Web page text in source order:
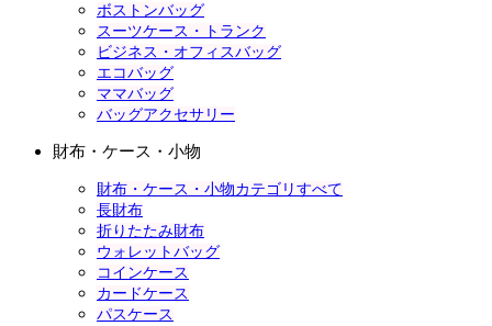
ボストンバッグ
スーツケース・トランク
ビジネス・オフィスバッグ
エコバッグ
ママバッグ
バッグアクセサリー
財布・ケース・小物
財布・ケース・小物カテゴリすべて
長財布
折りたたみ財布
ウォレットバッグ
コインケース
カードケース
パスケース